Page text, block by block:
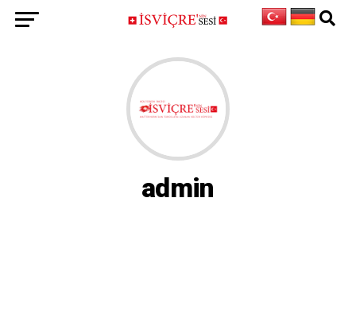
admin